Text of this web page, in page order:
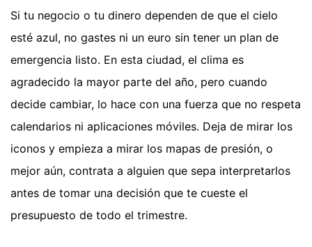
Si tu negocio o tu dinero dependen de que el cielo
esté azul, no gastes ni un euro sin tener un plan de
emergencia listo. En esta ciudad, el clima es
agradecido la mayor parte del año, pero cuando
decide cambiar, lo hace con una fuerza que no respeta
calendarios ni aplicaciones móviles. Deja de mirar los
iconos y empieza a mirar los mapas de presión, o
mejor aún, contrata a alguien que sepa interpretarlos
antes de tomar una decisión que te cueste el
presupuesto de todo el trimestre.